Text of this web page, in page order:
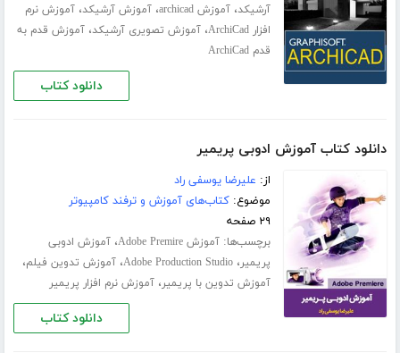
آرشیکد،آموزش archicad ،آموزش آرشیکد،آموزش نرم
افزار ArchiCad
،آموزش تصویری آرشیکد،آموزش قدم به
قدم ArchiCad
دانلود کتاب
دانلود کتاب آموزش ادوبی پریمیر
از: علیرضا یوسفی راد
موضوع:کتاب‌های آموزش و ترفند کامپیوتر
۲۹ صفحه
برچسب‌ها:آموزش Adobe Premire ،آموزش ادوبی
پریمیر،Adobe Production Studio،آموزش تدوین فیلم،
آموزش تدوین با پریمیر،آموزش نرم افزار پریمیر
دانلود کتاب